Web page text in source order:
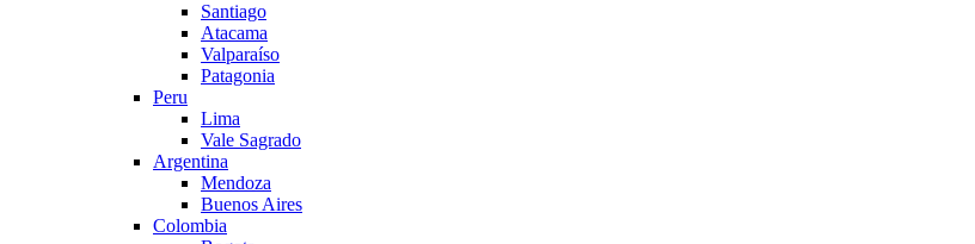
Santiago
Atacama
Valparaíso
Patagonia
Peru
Lima
Vale Sagrado
Argentina
Mendoza
Buenos Aires
Colombia